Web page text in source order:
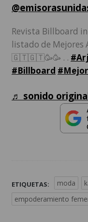
Revista Billboard
listado de Mejores
🇬🇹🇬🇹🥳🥳 . .
#Billboard
♬ sonido
ETIQUETAS: moda
empoderamiento